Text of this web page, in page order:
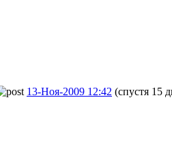
13-Ноя-2009 12:42 (спустя 15